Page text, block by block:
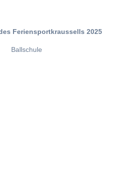
Feriensportkraussells 2025
Ballschule